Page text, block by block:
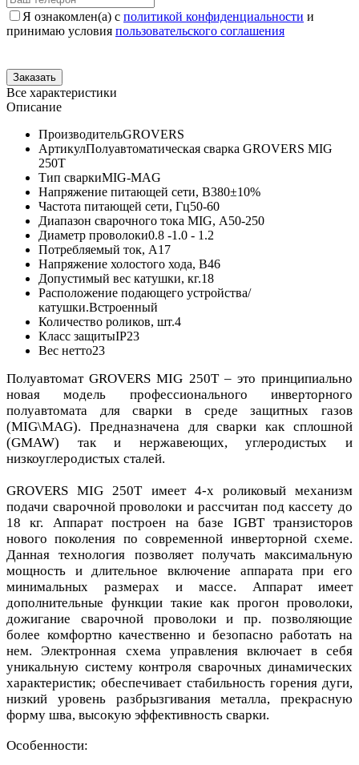
Я ознакомлен(а) с политикой конфиденциальности и
принимаю условия пользовательского соглашения
Все характеристики
Описание
ПроизводительGROVERS
АртикулПолуавтоматическая сварка GROVERS MIG
250T
Тип сваркиMIG-MAG
Напряжение питающей сети, В380±10%
Частота питающей сети, Гц50-60
Диапазон сварочного тока MIG, А50-250
Диаметр проволоки0.8 -1.0 - 1.2
Потребляемый ток, А17
Напряжение холостого хода, В46
Допустимый вес катушки, кг.18
Расположение подающего устройства/
катушки.Встроенный
Количество роликов, шт.4
Класс защитыIP23
Вес нетто23
Полуавтомат GROVERS MIG 250T – это принципиально
новая модель профессионального инверторного
полуавтомата для сварки в среде защитных газов
(MIG\MAG). Предназначена для сварки как сплошной
(GMAW) так и нержавеющих, углеродистых и
низкоуглеродистых сталей.
GROVERS MIG 250T имеет 4-х роликовый механизм
подачи сварочной проволоки и рассчитан под кассету до
18 кг. Аппарат построен на базе IGBT транзисторов
нового поколения по современной инверторной схеме.
Данная технология позволяет получать максимальную
мощность и длительное включение аппарата при его
минимальных размерах и массе. Аппарат имеет
дополнительные функции такие как прогон проволоки,
дожигание сварочной проволоки и пр. позволяющие
более комфортно качественно и безопасно работать на
нем. Электронная схема управления включает в себя
уникальную систему контроля сварочных динамических
характеристик; обеспечивает стабильность горения дуги,
низкий уровень разбрызгивания металла, прекрасную
форму шва, высокую эффективность сварки.
Особенности: